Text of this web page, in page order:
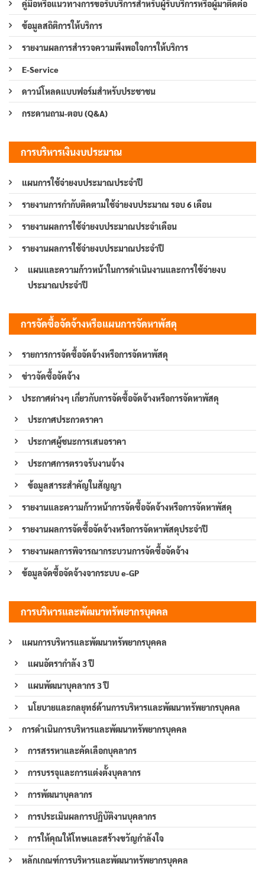
คู่มือหรือแนวทางการขอรับบริการสำหรับผู้รับบริการหรือผู้มาติดต่อ
ข้อมูลสถิติการให้บริการ
รายงานผลการสำรวจความพึงพอใจการให้บริการ
E-Service
ดาวน์โหลดแบบฟอร์มสำหรับประชาชน
กระดานถาม-ตอบ (Q&A)
การบริหารเงินงบประมาณ
แผนการใช้จ่ายงบประมาณประจำปี
รายงานการกำกับติดตามใช้จ่ายงบประมาณ รอบ 6 เดือน
รายงานผลการใช้จ่ายงบประมาณประจำเดือน
รายงานผลการใช้จ่ายงบประมาณประจำปี
แผนและความก้าวหน้าในการดำเนินงานและการใช้จ่ายงบ
ประมาณประจำปี
การจัดซื้อจัดจ้างหรือแผนการจัดหาพัสดุ
รายการการจัดซื้อจัดจ้างหรือการจัดหาพัสดุ
ข่าวจัดซื้อจัดจ้าง
ประกาศต่างๆ เกี่ยวกับการจัดซื้อจัดจ้างหรือการจัดหาพัสดุ
ประกาศประกวดราคา
ประกาศผู้ชนะการเสนอราคา
ประกาศการตรวจรับงานจ้าง
ข้อมูลสาระสำคัญในสัญญา
รายงานและความก้าวหน้าการจัดซื้อจัดจ้างหรือการจัดหาพัสดุ
รายงานผลการจัดซื้อจัดจ้างหรือการจัดหาพัสดุประจำปี
รายงานผลการพิจารณากระบวนการจัดซื้อจัดจ้าง
ข้อมูลจัดซื้อจัดจ้างจากระบบ e-GP
การบริหารและพัฒนาทรัพยากรบุคคล
แผนการบริหารและพัฒนาทรัพยากรบุคคล
แผนอัตรากำลัง 3 ปี
แผนพัฒนาบุคลากร 3 ปี
นโยบายและกลยุทธ์ด้านการบริหารและพัฒนาทรัพยากรบุคคล
การดำเนินการบริหารและพัฒนาทรัพยากรบุคคล
การสรรหาและคัดเลือกบุคลากร
การบรรจุและการแต่งตั้งบุคลากร
การพัฒนาบุคลากร
การประเมินผลการปฏิบัติงานบุคลากร
การให้คุณให้โทษและสร้างขวัญกำลังใจ
หลักเกณฑ์การบริหารและพัฒนาทรัพยากรบุคคล